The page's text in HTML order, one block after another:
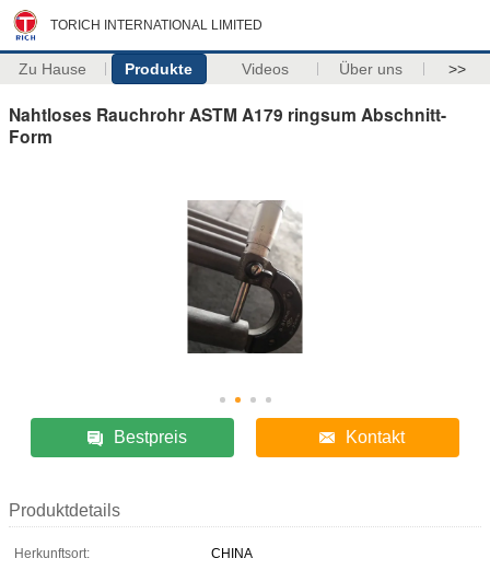
TORICH INTERNATIONAL LIMITED
Zu Hause Produkte Videos Über uns >>
Nahtloses Rauchrohr ASTM A179 ringsum Abschnitt-
Form
Bestpreis Kontakt
Produktdetails
Herkunftsort:
CHINA